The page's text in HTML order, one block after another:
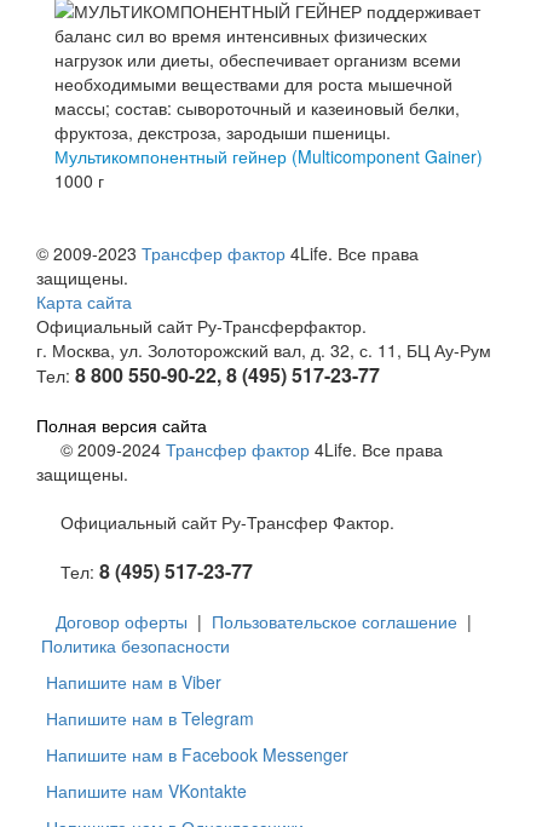
Мультикомпонентный гейнер (Multicomponent Gainer)
1000 г
© 2009-2023 Трансфер фактор 4Life. Все права
защищены.
Карта сайта
Официальный сайт Ру-Трансферфактор.
г. Москва, ул. Золоторожский вал, д. 32, с. 11, БЦ Ау-Рум
Тел: 8 800 550-90-22, 8 (495) 517-23-77
Полная версия сайта
© 2009-2024 Трансфер фактор 4Life. Все права
защищены.
Официальный сайт Ру-Трансфер Фактор.
Тел: 8 (495) 517-23-77
Договор оферты | Пользовательское соглашение |
Политика безопасности
Напишите нам в Viber
Напишите нам в Telegram
Напишите нам в Facebook Messenger
Напишите нам VKontakte